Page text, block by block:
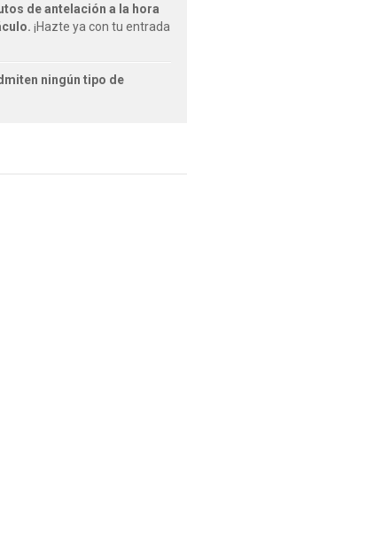
de antelación a la hora
¡Hazte ya con tu entrada
ningún tipo de